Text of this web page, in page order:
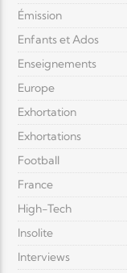
Émission
Enfants et Ados
Enseignements
Europe
Exhortation
Exhortations
Football
France
High-Tech
Insolite
Interviews